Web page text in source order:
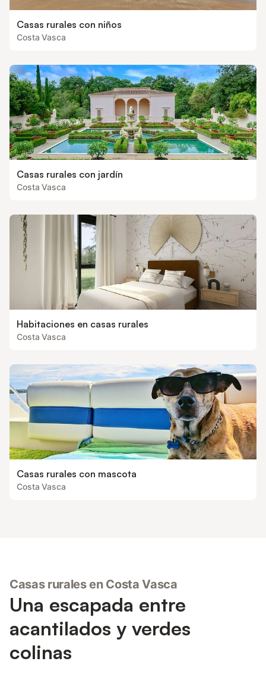
Casas rurales con niños
Costa Vasca
Casas rurales con jardín
Costa Vasca
Habitaciones en casas rurales
Costa Vasca
Casas rurales con mascota
Costa Vasca
Casas rurales en Costa Vasca
Una escapada entre
acantilados y verdes
colinas